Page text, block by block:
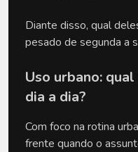
Diante disso, qual
pesado de segunda a
Uso urbano:
dia a dia?
Com foco na rotina
frente quando o